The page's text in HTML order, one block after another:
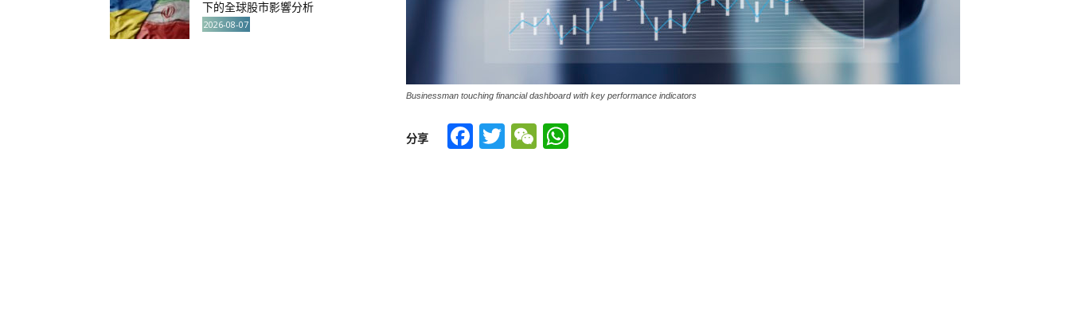
Businessman touching financial dashboard with key performance indicators
分享 Facebook
TwitterWeChat
下的全球股市影響分析
2026-08-07